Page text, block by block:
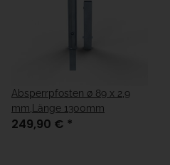
Absperrpfosten ø 89 x 2,9
mm,Länge 1300mm
249,90 € *